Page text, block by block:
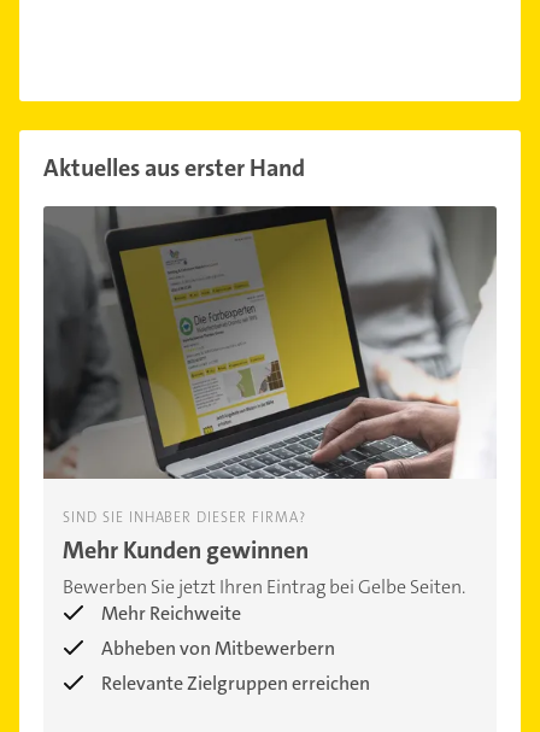
Aktuelles aus erster Hand
SIND SIE INHABER DIESER FIRMA?
Mehr Kunden gewinnen
Bewerben Sie jetzt Ihren Eintrag bei Gelbe Seiten.
Mehr Reichweite
Abheben von Mitbewerbern
Relevante Zielgruppen erreichen